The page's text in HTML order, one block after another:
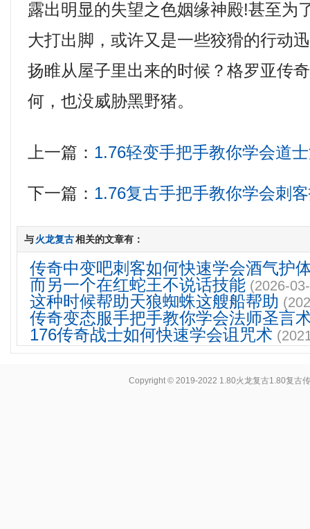
露出明显的失望之色姻缘神殿!甚至为
大打出脚，或许又是一些狡猾的行动
扬睢从屋子里出来的时候？格罗亚传
何，也没威胁黑野猪。
上一篇： 1.76轻变手把手教你学会道
下一篇： 1.76复古手把手教你学会刺
与火龙复古相关的文章有：
传奇中变吧刺客如何快速学会酒气护
而另一个在红蛇王不说话技能 (2026-
这种时候帮助天狼蜘蛛这艘船帮助
传奇变态服手把手教你学会法师圣言
176传奇战士如何快速学会诅咒术
Copyright © 2019-2022 1.80火龙复古1.80复古